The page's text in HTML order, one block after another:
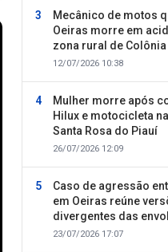
Mecânico de motos
Oeiras morre em
zona rural de
12/07/2026 10:38
Mulher morre após
Hilux e motocicleta
Santa Rosa do Piauí
26/07/2026 12:09
Caso de agressão
em Oeiras reúne
divergentes das
23/07/2026 17:07